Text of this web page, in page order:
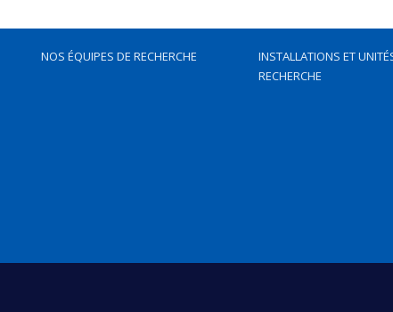
NOS ÉQUIPES DE RECHERCHE
INSTALLATIONS ET
RECHERCHE